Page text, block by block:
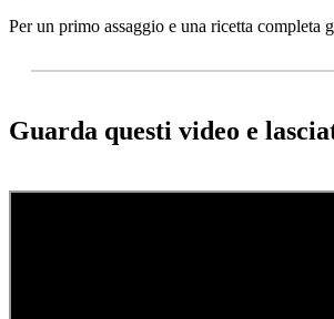
Per un primo assaggio e una ricetta completa
Guarda questi video e